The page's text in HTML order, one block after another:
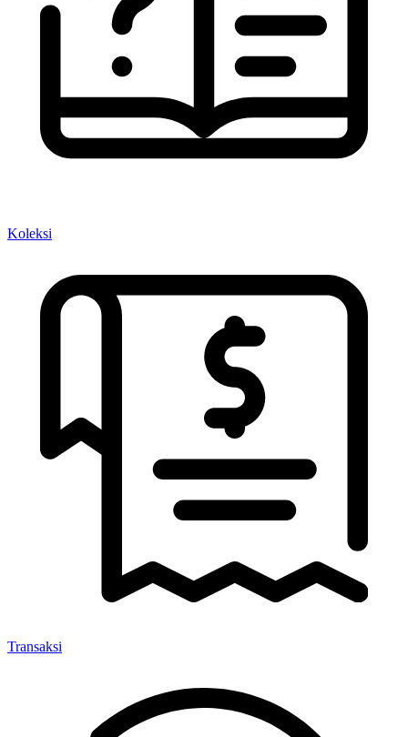
Koleksi
Transaksi